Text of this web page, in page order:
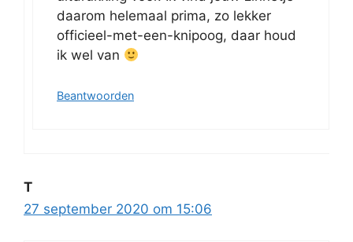
daarom helemaal prima, zo lekker
officieel-met-een-knipoog, daar houd
ik wel van
Beantwoorden
T
27 september 2020 om 15:06